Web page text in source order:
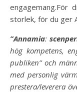
storlek, för du ger
”Annamia:
hög kompetens,
publiken” och
med personlig
prestera/leverera